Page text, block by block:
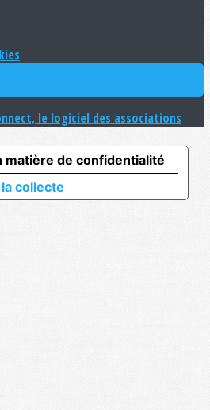
le logiciel des associations
collecte
matière de confidentialité